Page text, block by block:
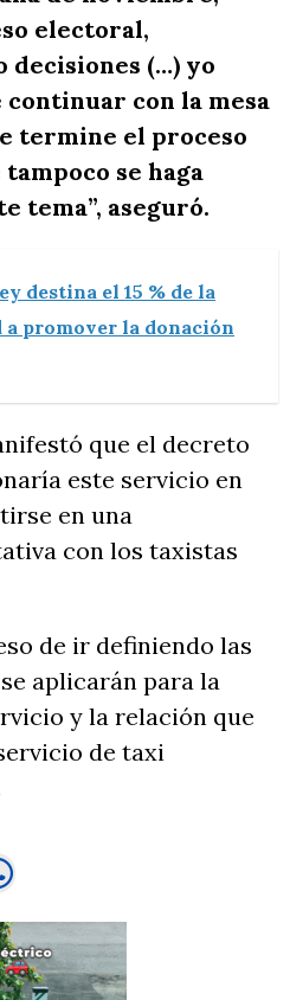
electoral,
decisiones (…) yo
con la mesa
termine el proceso
se haga
tema”, aseguró.
destina el 15 % de la
a promover la donación
que el decreto
este servicio en
en una
con los taxistas
de ir definiendo las
aplicarán para la
y la relación que
de taxi